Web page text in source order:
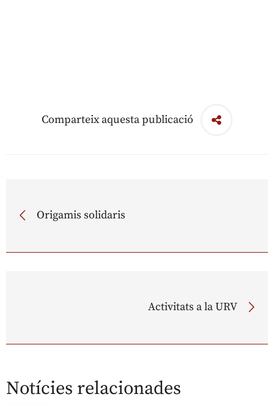
Comparteix aquesta publicació
Origamis solidaris
Activitats a la URV
Notícies relacionades